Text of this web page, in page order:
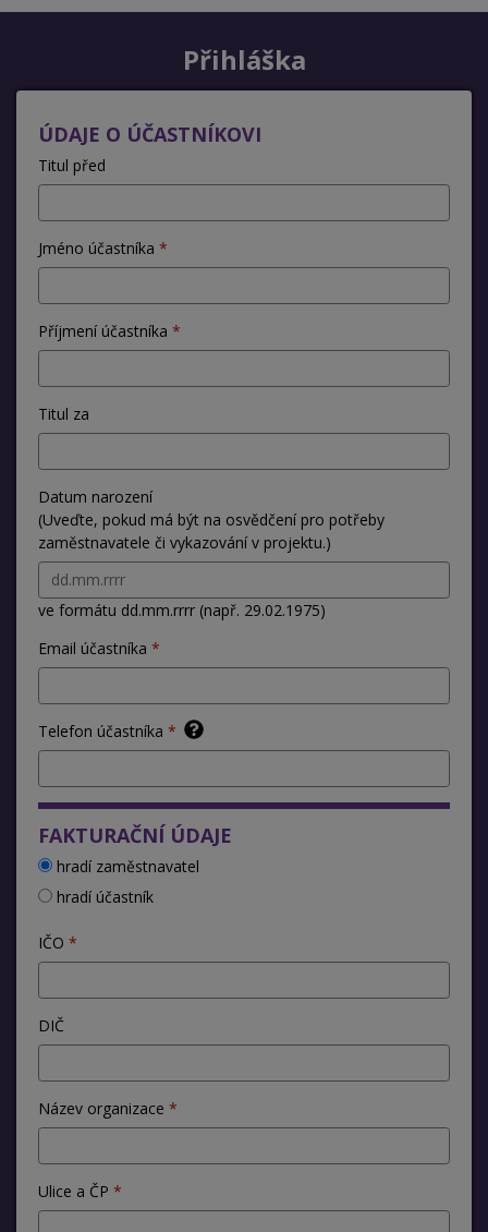
Přihláška
ÚDAJE O ÚČASTNÍKOVI
Titul před
Jméno účastníka
Příjmení účastníka
Titul za
Datum narození
(Uveďte, pokud má být na osvědčení pro potřeby
zaměstnavatele či vykazování v projektu.)
ve formátu dd.mm.rrrr (např. 29.02.1975)
Email účastníka
Telefon účastníka
FAKTURAČNÍ ÚDAJE
hradí zaměstnavatel
hradí účastník
IČO
DIČ
Název organizace
Ulice a ČP